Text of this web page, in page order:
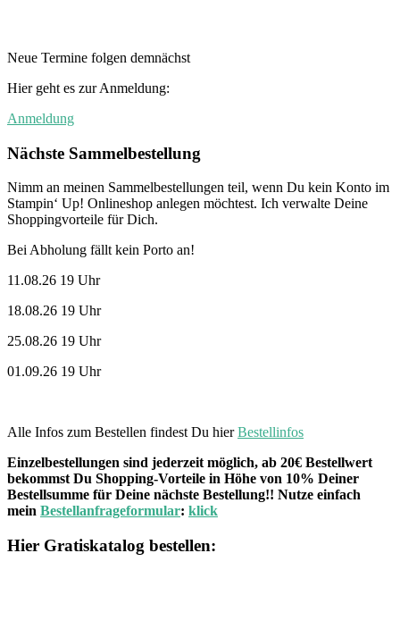
Neue Termine folgen demnächst
Hier geht es zur Anmeldung:
Anmeldung
Nächste Sammelbestellung
Nimm an meinen Sammelbestellungen teil, wenn Du kein Konto im
Stampin‘ Up! Onlineshop anlegen möchtest. Ich verwalte Deine
Shoppingvorteile für Dich.
Bei Abholung fällt kein Porto an!
11.08.26 19 Uhr
18.08.26 19 Uhr
25.08.26 19 Uhr
01.09.26 19 Uhr
Alle Infos zum Bestellen findest Du hierBestellinfos
Einzelbestellungen sind jederzeit möglich, ab 20€ Bestellwert
bekommst Du Shopping-Vorteile in Höhe von 10% Deiner
Bestellsumme für Deine nächste Bestellung!! Nutze einfach
mein Bestellanfrageformular: klick
Hier Gratiskatalog bestellen: